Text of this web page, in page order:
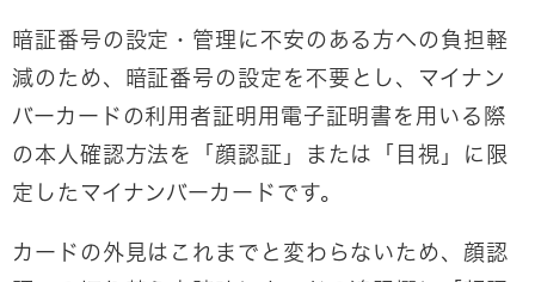
暗証番号の設定・管理に不安のある方への負担軽
減のため、
暗証番号の設定を不要 とし、マイナン
バーカードの利用者証明用電子証明書を用いる際
の本人確認方法を「顔認証」または「目視」に限
定したマイナンバーカードです。
カードの外見はこれまでと変わらないため、顔認